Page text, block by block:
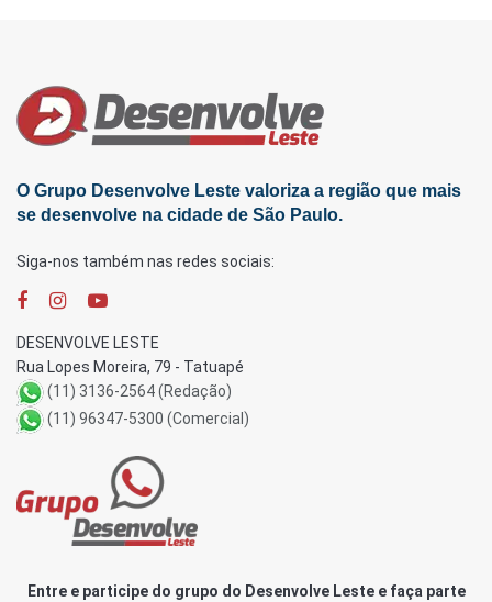
O Grupo Desenvolve Leste valoriza a região que mais
se desenvolve na cidade de São Paulo.
Siga-nos também nas redes sociais:
DESENVOLVE LESTE
Rua Lopes Moreira, 79 - Tatuapé
(11) 3136-2564 (Redação)
(11) 96347-5300 (Comercial)
Entre e participe do grupo do Desenvolve Leste e faça parte